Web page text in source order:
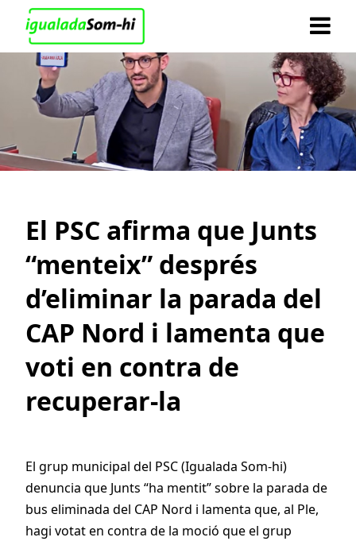
El PSC afirma que Junts
“menteix” després
d’eliminar la parada del
CAP Nord i lamenta que
voti en contra de
recuperar-la
El grup municipal del PSC (Igualada Som-hi)
denuncia que Junts “ha mentit” sobre la parada de
bus eliminada del CAP Nord i lamenta que, al Ple,
hagi votat en contra de la moció que el grup